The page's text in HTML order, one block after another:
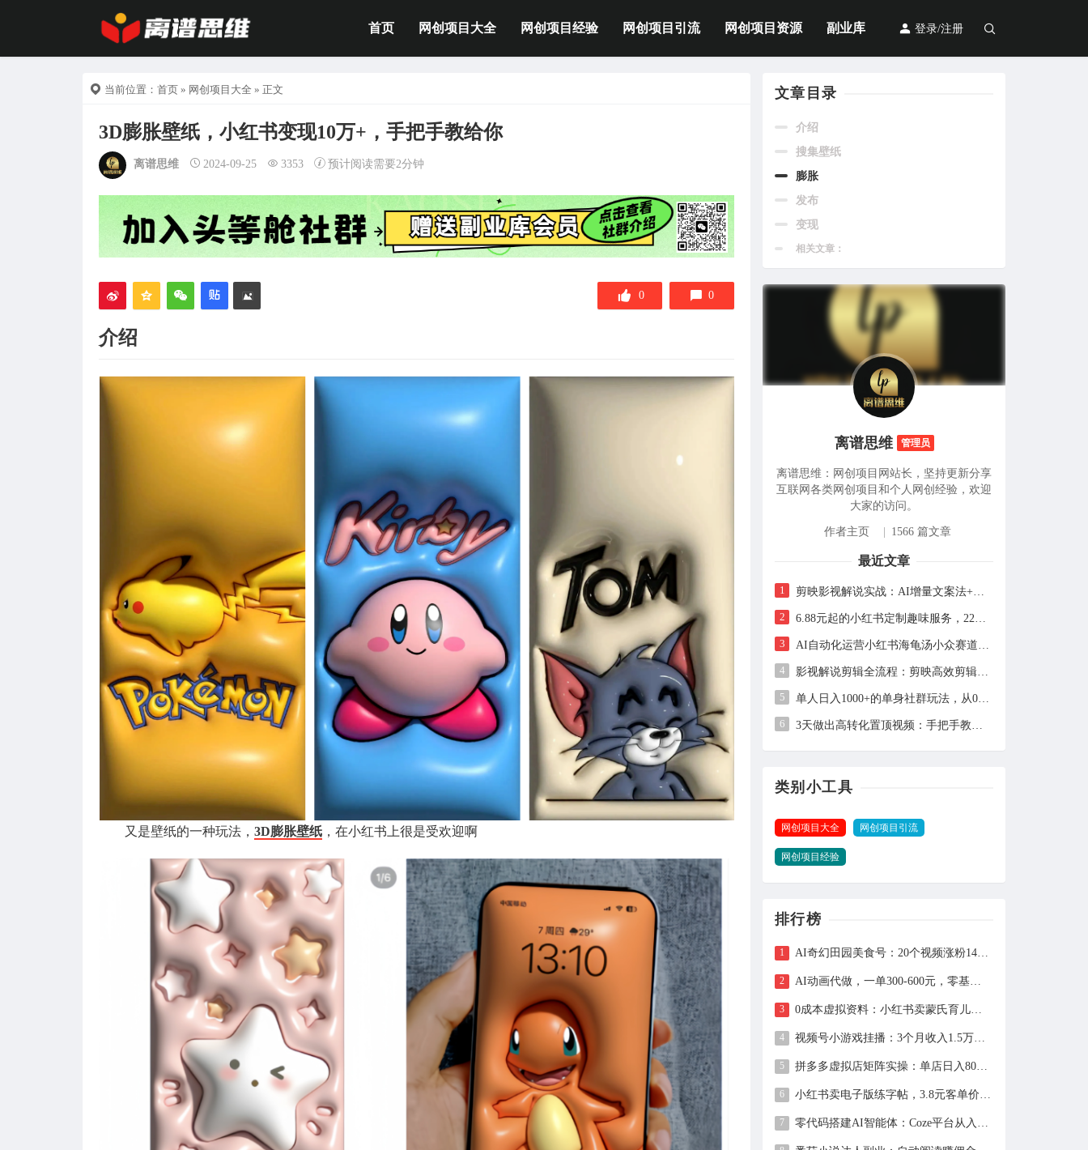
首页 网创项目大全 网创项目经验 网创项目引流 网创项目资源 副业库 登录/注册
当前位置： 首页 » 网创项目大全 » 正文
3D膨胀壁纸，小红书变现10万+，手把手教给你
离谱思维 2024-09-25 3353 预计阅读需要2分钟
0 0
介绍
又是壁纸的一种玩法， 3D膨胀壁纸 ，在小红书上很是受欢迎啊
文章目录
介绍
搜集壁纸
膨胀
发布
变现
相关文章：
离谱思维 管理员
离谱思维：网创项目网站长，坚持更新分享
互联网各类网创项目和个人网创经验，欢迎
大家的访问。
作者主页 1566 篇文章
最近文章
1 剪映影视解说实战：AI增量文案法+声音克隆，快速上手精选级解说
2 6.88元起的小红书定制趣味服务，227天卖出2万单的实操拆解
3 AI自动化运营小红书海龟汤小众赛道，单号单月实测1.5w+，多账号矩阵操作全解析
4 影视解说剪辑全流程：剪映高效剪辑手法+音画同步实操指南
5 单人日入1000+的单身社群玩法，从0到1全流程拆解，零基础也能照做
6 3天做出高转化置顶视频：手把手教你用AI+日更稳定获客
类别小工具
网创项目大全 网创项目引流
网创项目经验
排行榜